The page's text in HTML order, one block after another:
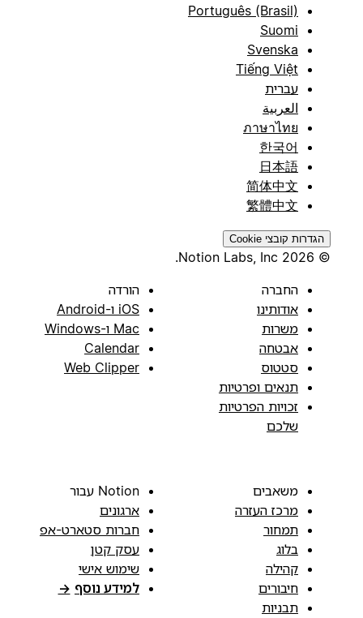
Português (Brasil)
Suomi
Svenska
Tiếng Việt
עברית
العربية
ภาษาไทย
한국어
日本語
简体中文
繁體中文
הגדרות קובצי Cookie
החברה
אודותינו
משרות
אבטחה
סטטוס
תנאים ופרטיות
זכויות הפרטיות
שלכם
הורדה
iOS ו-Android
Mac ו-Windows
Calendar
Web Clipper
משאבים
מרכז העזרה
תמחור
בלוג
קהילה
חיבורים
תבניות
Notion עבור
ארגונים
חברות סטארט-אפ
עסק קטן
שימוש אישי
למידע נוסף →